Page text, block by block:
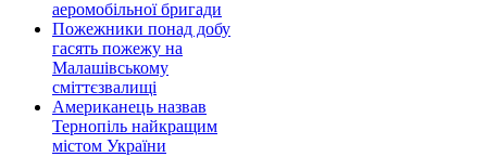
аеромобільної бригади
Пожежники понад добу
гасять пожежу на
Малашівському
сміттєзвалищі
Американець назвав
Тернопіль найкращим
містом України